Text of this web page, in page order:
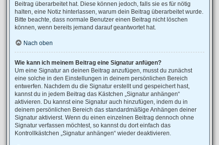
Beitrag überarbeitet hat. Diese können jedoch, falls sie es für nötig
halten, eine Notiz hinterlassen, warum dein Beitrag überarbeitet wurde.
Bitte beachte, dass normale Benutzer einen Beitrag nicht löschen
können, wenn bereits jemand darauf geantwortet hat.
Nach oben
Wie kann ich meinem Beitrag eine Signatur anfügen?
Um eine Signatur an deinen Beitrag anzufügen, musst du zunächst
eine solche in den Einstellungen in deinem persönlichen Bereich
entwerfen. Nachdem du die Signatur erstellt und gespeichert hast,
kannst du in jedem Beitrag das Kästchen „Signatur anhängen“
aktivieren. Du kannst eine Signatur auch hinzufügen, indem du in
deinem persönlichen Bereich das standardmäßige Anhängen deiner
Signatur aktivierst. Wenn du einen einzelnen Beitrag dennoch ohne
Signatur verfassen möchtest, so kannst du dort einfach das
Kontrollkästchen „Signatur anhängen“ wieder deaktivieren.